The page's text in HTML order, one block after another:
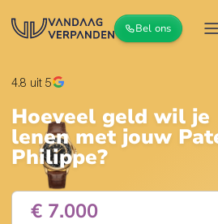
Bel ons
4.8 uit 5
Hoeveel geld wil je
lenen met jouw
Philippe?